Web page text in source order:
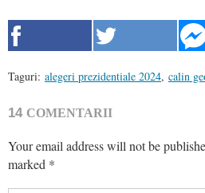
Taguri: alegeri prezidentiale 2024, calin
14 COMENTARII
Your email address will not be
marked *